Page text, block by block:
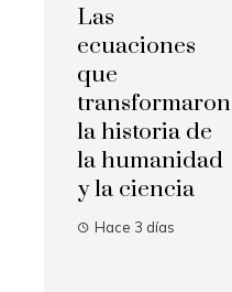
Las
ecuaciones
que
transformaron
la historia de
la humanidad
y la ciencia
Hace 3 días